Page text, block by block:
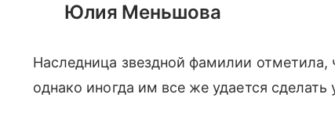
Юлия Меньшова
Наследница звездной фамилии отметила,
однако иногда им все же удается